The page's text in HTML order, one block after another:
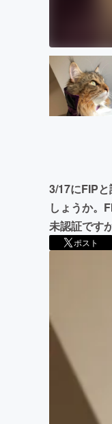
3/17にFIP
しょうか。
未認証です
ポスト